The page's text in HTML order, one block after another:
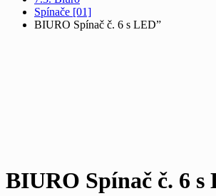
Spínače [01]
BIURO Spínač č. 6 s LED”
BIURO Spínač č. 6 s